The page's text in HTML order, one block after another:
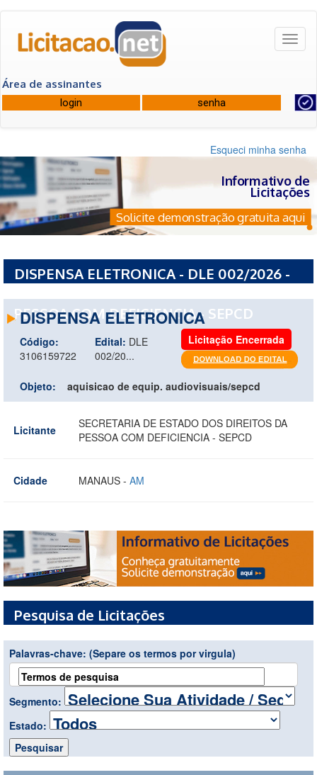
Área de assinantes
Esqueci minha senha
Informativo de
Licitações
Solicite demonstração gratuita aqui
DISPENSA ELETRONICA - DLE 002/2026 -
PESSOA COM DEFICIENCIA - SEPCD
DISPENSA ELETRONICA
Código:
3106159722
Edital: DLE
002/20...
Licitação Encerrada
Objeto: aquisicao de equip. audiovisuais/sepcd
Licitante
SECRETARIA DE ESTADO DOS DIREITOS DA
PESSOA COM DEFICIENCIA - SEPCD
Cidade MANAUS - AM
Pesquisa de Licitações
Palavras-chave: (Separe os termos por virgula)
Segmento:
Estado: